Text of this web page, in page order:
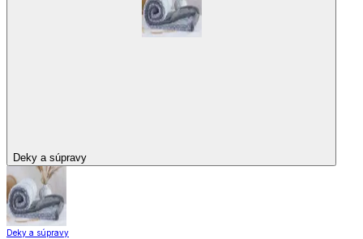
Deky a súpravy
Deky a súpravy